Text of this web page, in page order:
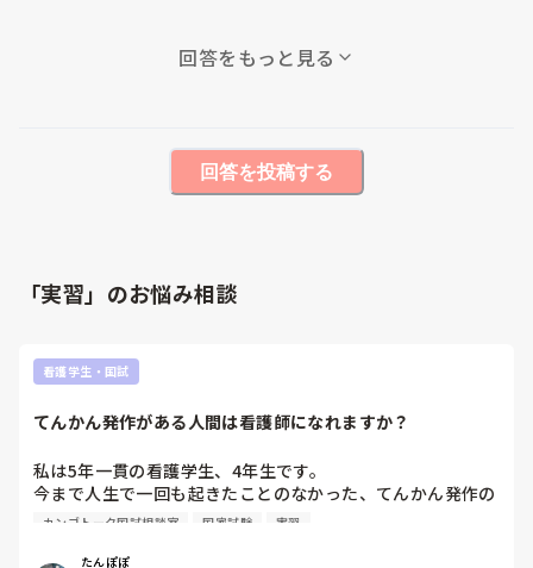
回答をもっと見る
回答を投稿する
「実習」のお悩み相談
看護学生・国試
てんかん発作がある人間は看護師になれますか？
私は5年一貫の看護学生、4年生です。
今まで人生で一回も起きたことのなかった、てんかん発作の
ようなものが1月〜6月の間、2回程起きました。
療者が居たため、大事には至ってません。
カンゴトーク国試相談室 国家試験 実習
たんぽぽ